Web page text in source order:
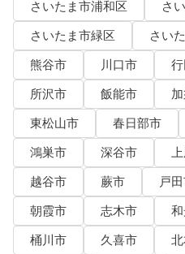
さいたま市浦和区
さ
さいたま市緑区
さい
熊谷市
川口市
所沢市
飯能市
東松山市
春日部市
鴻巣市
深谷市
越谷市
蕨市 戸
朝霞市
志木市
桶川市
久喜市